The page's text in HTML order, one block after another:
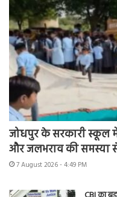
जोधपुर के सरकारी स्कूल में
और जलभराव की समस्या से
7 August 2026 - 4:49 PM